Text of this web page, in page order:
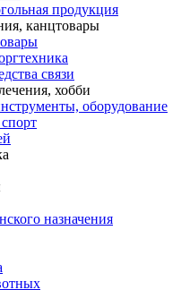
продукция
канцтовары
связи
хобби
оборудование
назначения